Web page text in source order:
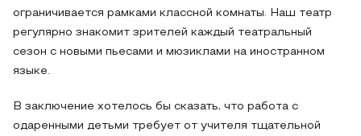
ограничивается рамками классной комнаты. Наш театр
регулярно знакомит зрителей каждый театральный
сезон с новыми пьесами и мюзиклами на иностранном
языке.
В заключение хотелось бы сказать, что работа с
одаренными детьми требует от учителя тщательной